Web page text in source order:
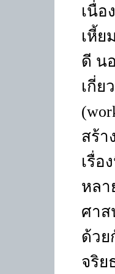
เนื่อ
เหี้ย
ดี น
เกี่ย
สร้า
เรื่
หลา
ศาส
ด้วย
จริย